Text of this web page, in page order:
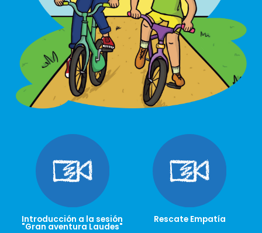
Introducción a la sesión
"Gran aventura Laudes"
Rescate Empatía